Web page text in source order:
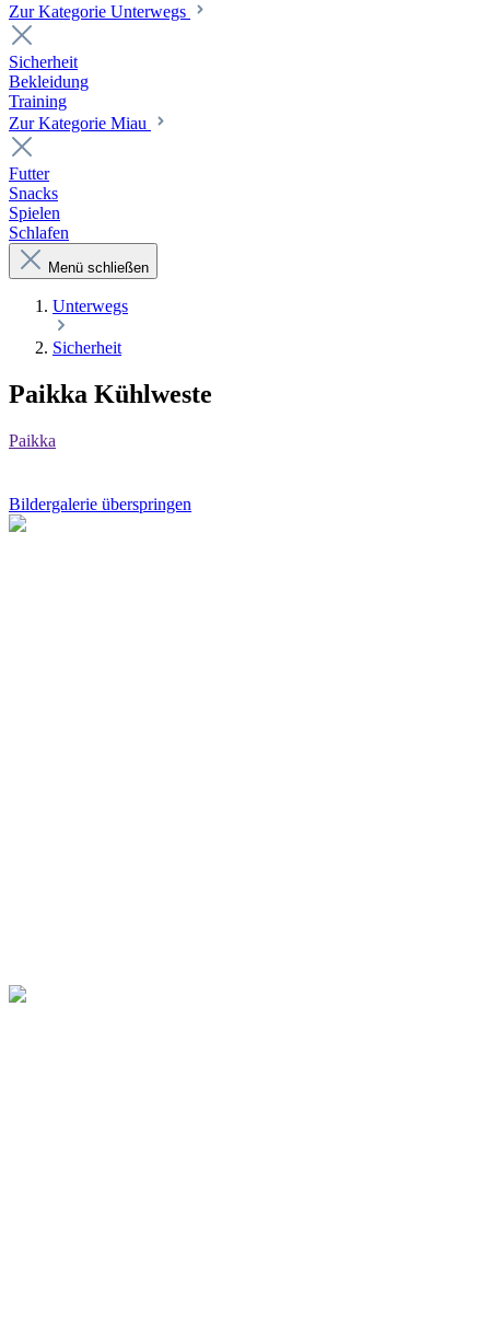
Zur Kategorie Unterwegs
Sicherheit
Bekleidung
Training
Zur Kategorie Miau
Futter
Snacks
Spielen
Schlafen
Menü schließen
Unterwegs
Sicherheit
Paikka Kühlweste
Paikka
Bildergalerie überspringen